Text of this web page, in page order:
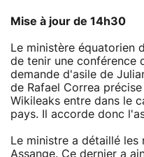
Mise à jour de 14h30
Le ministère équatorien
de tenir une conférence
demande d'asile de
de Rafael Correa
Wikileaks entre dans le
pays. Il accorde donc
Le ministre a détaillé
Assange. Ce dernier a